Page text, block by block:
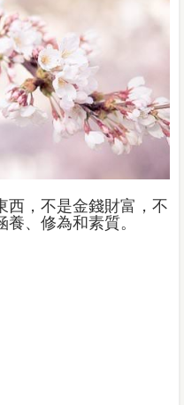
西，不是金錢財富，不
、修為和素質。